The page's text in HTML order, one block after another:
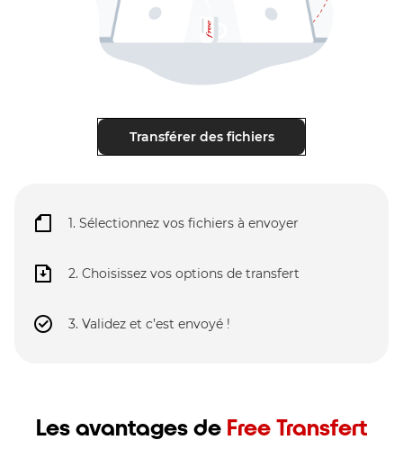
Transférer des fichiers
1. Sélectionnez vos fichiers à envoyer
2. Choisissez vos options de transfert
3. Validez et c’est envoyé !
Les avantages de Free Transfert